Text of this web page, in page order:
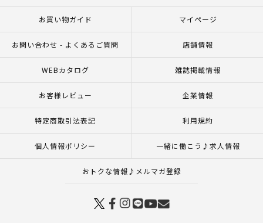
お買い物ガイド マイページ
お問い合わせ - よくあるご質問 店舗情報
WEBカタログ 雑誌掲載情報
お客様レビュー 企業情報
特定商取引法表記 利用規約
個人情報ポリシー 一緒に働こう♪求人情報
おトクな情報♪メルマガ登録